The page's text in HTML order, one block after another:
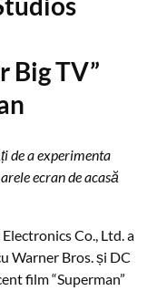
Big TV”
de a experimenta
ecran de acasă
Electronics Co., Ltd. a
Warner Bros. și DC
film “Superman”